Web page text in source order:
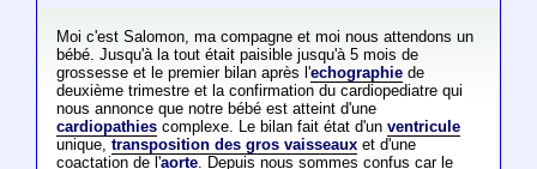
Moi c'est Salomon, ma compagne et moi nous attendons un
bébé. Jusqu'à la tout était paisible jusqu'à 5 mois de
grossesse et le premier bilan après l'echographiede
deuxième trimestre et la confirmation du cardiopediatre qui
nous annonce que notre bébé est atteint d'une
cardiopathiescomplexe. Le bilan fait état d'un ventricule
unique, transposition des gros vaisseauxet d'une
coactation de l'aorte. Depuis nous sommes confus car le